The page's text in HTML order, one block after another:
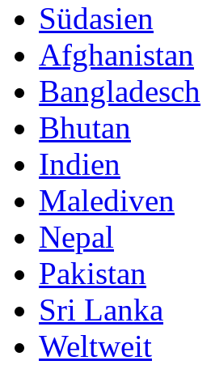
Südasien
Afghanistan
Bangladesch
Bhutan
Indien
Malediven
Nepal
Pakistan
Sri Lanka
Weltweit